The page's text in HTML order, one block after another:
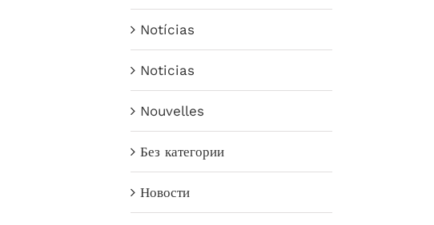
Notícias
Noticias
Nouvelles
Без категории
Новости